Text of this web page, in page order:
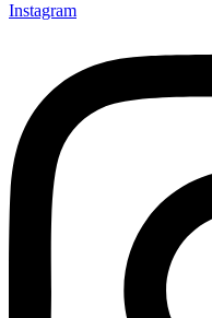
Instagram